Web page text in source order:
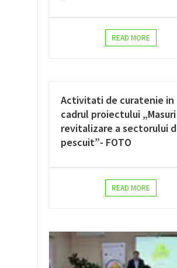
READ MORE
Activitati de curatenie in
cadrul proiectului
revitalizare a sectorului
pescuit”- FOTO
READ MORE